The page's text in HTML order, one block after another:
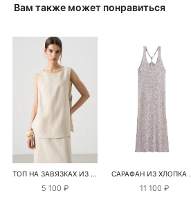
Вам также может понравиться
ТОП НА ЗАВЯЗКАХ ИЗ 100% ЛЬНА
5 100 ₽
САРАФАН ИЗ ХЛОПКА С ПАЙЕТКАМИ
11 100 ₽